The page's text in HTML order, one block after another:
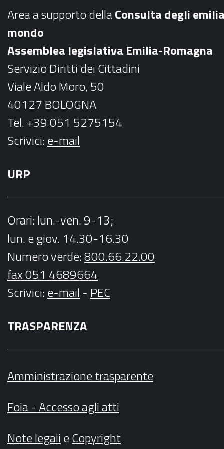
o
k
r
a
m
Area a supporto dellaConsulta degli
mondo
Assemblea legislativa Emilia-Romagna
Servizio Diritti dei Cittadini
Viale Aldo Moro, 50
40127 BOLOGNA
Tel. +39 051 5275154
Scrivici:e-mail
URP
Orari: lun.-ven. 9-13;
lun. e giov. 14.30-16.30
Numero verde:800.66.22.00
fax 051 4689664
Scrivici:e-mail - PEC
TRASPARENZA
Amministrazione trasparente
Foia - Accesso agli atti
Note legalieCopyright